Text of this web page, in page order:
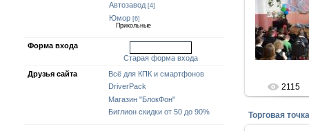
Автозавод [4]
Юмор [6]
Прикольные
Форма входа
Старая форма входа
Друзья сайта
Всё для КПК и смартфонов
DriverPack
Магазин "БлокФон"
Биглион скидки от 50 до 90%
18 мая
2115
Торговая точка